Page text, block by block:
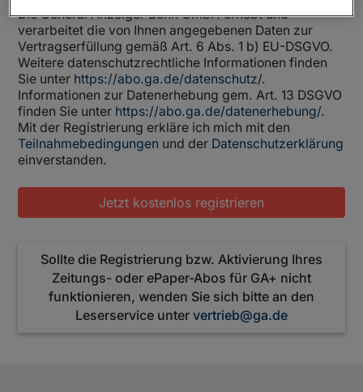
Die General Anzeiger Bonn GmbH erhebt und
verarbeitet die von Ihnen angegebenen Daten zur
Vertragserfüllung gemäß Art. 6 Abs. 1 b) EU-DSGVO.
Weitere datenschutzrechtliche Informationen finden
Sie unter https://abo.ga.de/datenschutz/.
Informationen zur Datenerhebung gem. Art. 13 DSGVO
finden Sie unter https://abo.ga.de/datenerhebung/.
Mit der Registrierung erkläre ich mich mit den
Teilnahmebedingungen und der Datenschutzerklärung
einverstanden.
Jetzt kostenlos registrieren
Sollte die Registrierung bzw. Aktivierung Ihres
Zeitungs- oder ePaper-Abos für GA+ nicht
funktionieren, wenden Sie sich bitte an den
Leserservice unter vertrieb@ga.de